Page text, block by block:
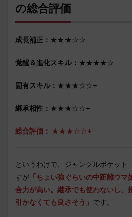
の総合評価
成長補正： ★★★☆☆
覚醒＆進化スキル： ★★★★☆
固有スキル： ★★★☆☆+
継承相性： ★★★☆☆+
総合評価： ★★★☆☆+
というわけで、ジャングルポケット
すが 「ちょい強ぐらいの中距離ウ
合力が高い。継承でも使わないし、
引かなくても良さそう 」 です。